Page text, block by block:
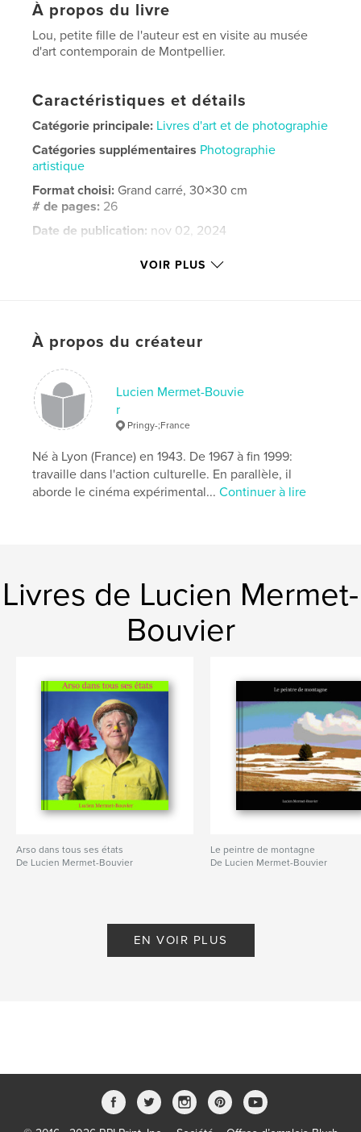
À propos du livre
Lou, petite fille de l'auteur est en visite au musée
d'art contemporain de Montpellier.
Caractéristiques et détails
Catégorie principale: Livres d'art et de photographie
Catégories supplémentaires Photographie
artistique
Format choisi: Grand carré, 30×30 cm
# de pages: 26
Date de publication: nov 02, 2024
VOIR PLUS
À propos du créateur
Lucien Mermet-Bouvie
r
Pringy-;France
Né à Lyon (France) en 1943. De 1967 à fin 1999:
travaille dans l'action culturelle. En parallèle, il
aborde le cinéma expérimental...Continuer à lire
Livres de Lucien Mermet-
Bouvier
Arso dans tous ses états
De Lucien Mermet-Bouvier
Le peintre de montagne
De Lucien Mermet-Bouvier
EN VOIR PLUS